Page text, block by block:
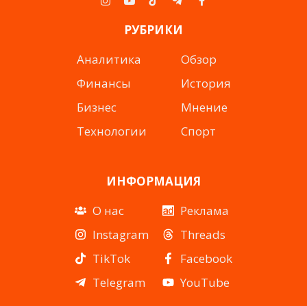
Instagram
YouTubeTikTokTelegramFacebook
РУБРИКИ
Аналитика
Финансы
Бизнес
Технологии
Обзор
История
Мнение
Спорт
ИНФОРМАЦИЯ
О нас
Instagram
TikTok
Telegram
Реклама
Threads
Facebook
YouTube